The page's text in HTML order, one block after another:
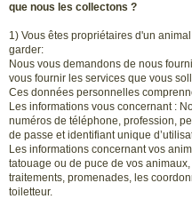
que nous les collectons ?
1) Vous êtes propriétaires d'un
garder:
Nous vous demandons de nous
vous fournir les services que vous
Ces données personnelles
Les informations vous concernant :
numéros de téléphone, profession,
de passe et identifiant unique
Les informations concernant vos
tatouage ou de puce de vos
traitements, promenades, les
toiletteur.